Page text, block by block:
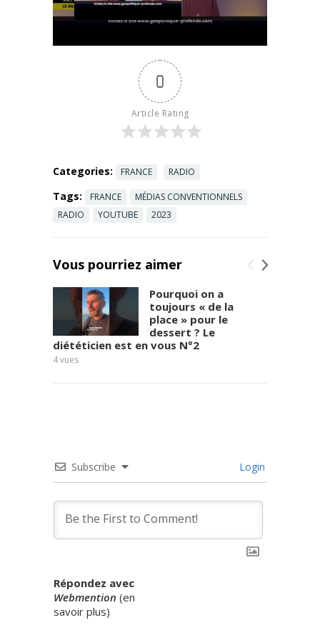
sur les
élections
RETROUVEZ
le numérique
car ce sont
mamelles
Read more
0
Article Rating
Categories: FRANCE RADIO
Tags: FRANCE
MÉDIAS CONVENTIONNELS
RADIO
YOUTUBE 2023
Vous pourriez aimer
Pourquoi on a
toujours « de la
place » pour le
dessert ? Le
diététicien est en vous N°2
4vues
Subscribe Login
Répondez avec
Webmention (en
savoir plus)